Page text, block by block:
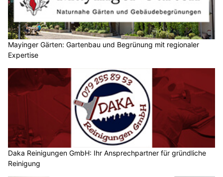
Mayinger Gärten: Gartenbau und Begrünung mit regionaler
Expertise
Daka Reinigungen GmbH: Ihr Ansprechpartner für gründliche
Reinigung